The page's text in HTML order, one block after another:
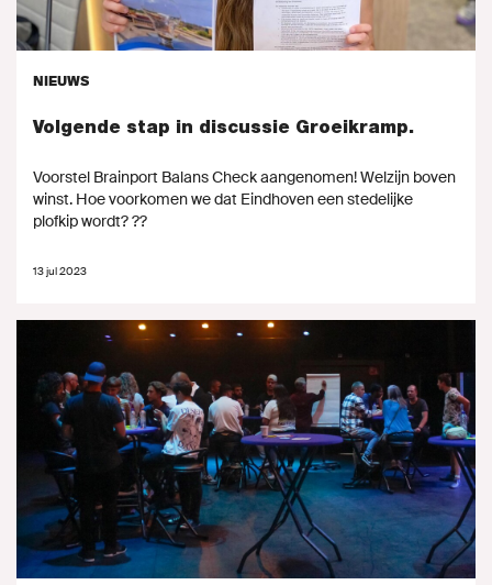
NIEUWS
Volgende stap in discussie Groeikramp.
Voorstel Brainport Balans Check aangenomen! Welzijn boven
winst. Hoe voorkomen we dat Eindhoven een stedelijke
plofkip wordt? ??
13 jul 2023
MIJN GROENLINKS